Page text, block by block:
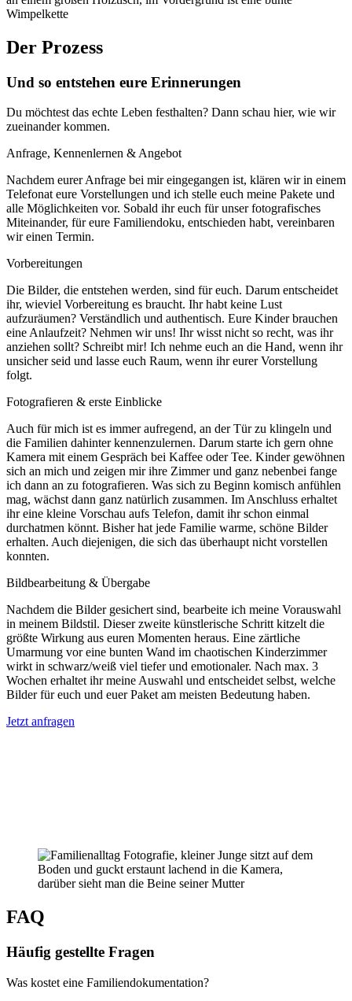
Der Prozess
Und so entstehen eure Erinnerungen
Du möchtest das echte Leben festhalten? Dann schau hier, wie wir
zueinander kommen.
Anfrage, Kennenlernen & Angebot
Nachdem eurer Anfrage bei mir eingegangen ist, klären wir in einem
Telefonat eure Vorstellungen und ich stelle euch meine Pakete und
alle Möglichkeiten vor. Sobald ihr euch für unser fotografisches
Miteinander, für eure Familiendoku, entschieden habt, vereinbaren
wir einen Termin.
Vorbereitungen
Die Bilder, die entstehen werden, sind für euch. Darum entscheidet
ihr, wieviel Vorbereitung es braucht. Ihr habt keine Lust
aufzuräumen? Verständlich und authentisch. Eure Kinder brauchen
eine Anlaufzeit? Nehmen wir uns! Ihr wisst nicht so recht, was ihr
anziehen sollt? Schreibt mir! Ich nehme euch an die Hand, wenn ihr
unsicher seid und lasse euch Raum, wenn ihr eurer Vorstellung
folgt.
Fotografieren & erste Einblicke
Auch für mich ist es immer aufregend, an der Tür zu klingeln und
die Familien dahinter kennenzulernen. Darum starte ich gern ohne
Kamera mit einem Gespräch bei Kaffee oder Tee. Kinder gewöhnen
sich an mich und zeigen mir ihre Zimmer und ganz nebenbei fange
ich dann an zu fotografieren. Was sich zu Beginn komisch anfühlen
mag, wächst dann ganz natürlich zusammen. Im Anschluss erhaltet
ihr eine kleine Vorschau aufs Telefon, damit ihr schon einmal
durchatmen könnt. Bisher hat jede Familie warme, schöne Bilder
erhalten. Auch diejenigen, die sich das überhaupt nicht vorstellen
konnten.
Bildbearbeitung & Übergabe
Nachdem die Bilder gesichert sind, bearbeite ich meine Vorauswahl
in meinem Bildstil. Dieser zweite künstlerische Schritt kitzelt die
größte Wirkung aus euren Momenten heraus. Eine zärtliche
Umarmung vor eine bunten Wand im chaotischen Kinderzimmer
wirkt in schwarz/weiß viel tiefer und emotionaler. Nach max. 3
Wochen erhaltet ihr meine Auswahl und entscheidet selbst, welche
Bilder für euch und euer Paket am meisten Bedeutung haben.
Jetzt anfragen
FAQ
Häufig gestellte Fragen
Was kostet eine Familiendokumentation?